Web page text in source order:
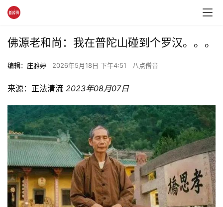
佛源老和尚：我在普陀山碰到个罗汉。。。
编辑：庄雅婷 2026年5月18日 下午4:51 八点僧音
来源： 正法清流 2023年08月07日